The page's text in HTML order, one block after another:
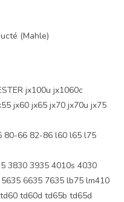
(Mahle)
jx100u jx1060c
jx60 jx65 jx70 jx70u jx75
80-66 82-86 l60 l65 l75
3830 3935 4010s 4030
6635 7635 lb75 lm410
td60d td65b td65d